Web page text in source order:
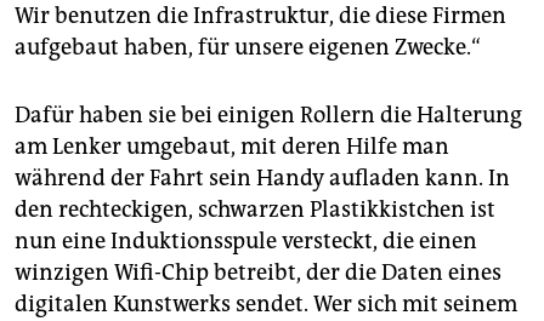
Wir benutzen die Infrastruktur, die diese Firmen
aufgebaut haben, für unsere eigenen Zwecke.“
Dafür haben sie bei einigen Rollern die Halterung
am Lenker umgebaut, mit deren Hilfe man
während der Fahrt sein Handy aufladen kann. In
den rechteckigen, schwarzen Plastikkistchen ist
nun eine Induktionsspule versteckt, die einen
winzigen Wifi-Chip betreibt, der die Daten eines
digitalen Kunstwerks sendet. Wer sich mit seinem